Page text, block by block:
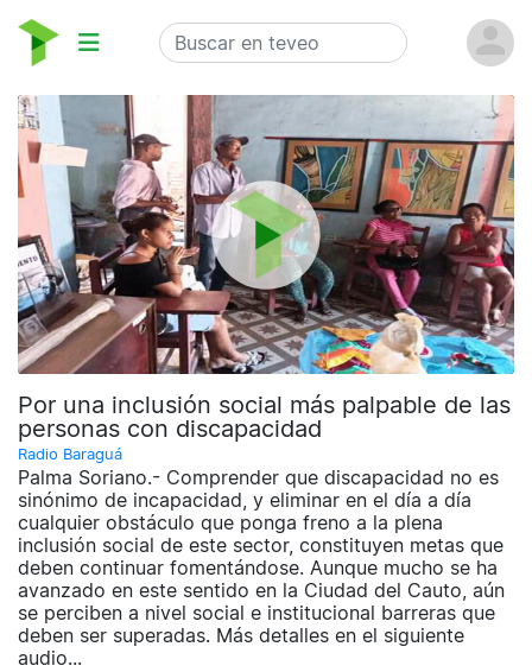
Por una inclusión social más palpable de las
personas con discapacidad
Radio Baraguá
Palma Soriano.- Comprender que discapacidad no es
sinónimo de incapacidad, y eliminar en el día a día
cualquier obstáculo que ponga freno a la plena
inclusión social de este sector, constituyen metas que
deben continuar fomentándose. Aunque mucho se ha
avanzado en este sentido en la Ciudad del Cauto, aún
se perciben a nivel social e institucional barreras que
deben ser superadas. Más detalles en el siguiente
audio...